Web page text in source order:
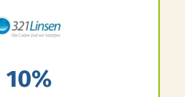
10%